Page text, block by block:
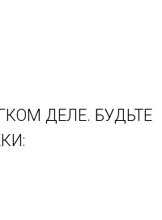
ДЕЛЕ. БУДЬТЕ